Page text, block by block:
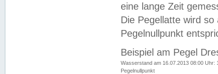
eine lange Zeit
Die Pegellatte wird
Pegelnullpunkt
Beispiel am Pegel
Wasserstand am 16.07.2013 08:00 Uhr:
Pegelnullpunkt